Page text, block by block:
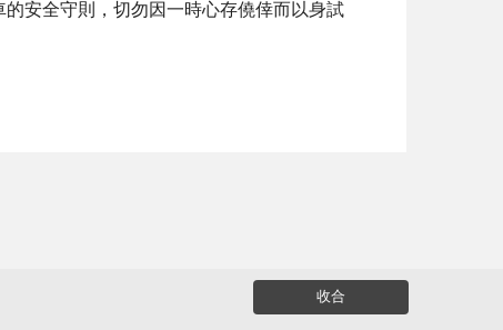
安全守則，切勿因一時心存僥倖而以身試
收合